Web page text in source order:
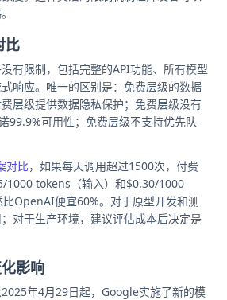
比
有限制，包括完整的API功能、所有模型
响应。唯一的区别是：免费层级的数据
层级提供数据隐私保护；免费层级没有
99.9%可用性；免费层级不支持优先队
对比，如果每天调用超过1500次，付费
1000 tokens（输入）和$0.30/1000
OpenAI便宜60%。对于原型开发和测
对于生产环境，建议评估成本后决定是
影响
年4月29日起，Google实施了新的模